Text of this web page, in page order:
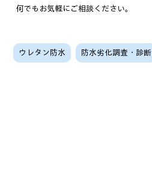
何でもお気軽にご相談ください。
ウレタン防水 防水劣化調査・診断